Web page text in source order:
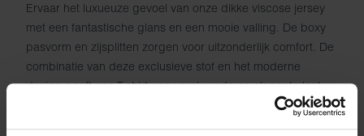
Ervaar het luxueuze gevoel van onze dikke viscose jersey
met een fantastische glans en een mooie valling. De boxy
pasvorm en zijsplitten zorgen voor uitzonderlijk comfort. De
combinatie van deze exclusieve stof en het moderne
design geeft ons T-shirt een vernieuwde en elegante look